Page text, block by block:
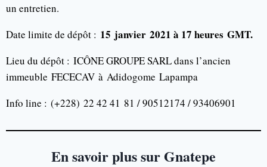
un entretien.
Date limite de dépôt : 15 janvier 2021 à 17 heures GMT.
Lieu du dépôt : ICÔNE GROUPE SARL dans l’ancien
immeuble FECECAV à Adidogome Lapampa
Info line : (+228) 22 42 41 81 / 90512174 / 93406901
En savoir plus sur Gnatepe